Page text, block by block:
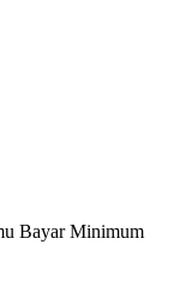
Bayar Minimum